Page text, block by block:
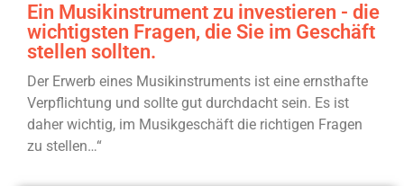
Ein Musikinstrument zu investieren - die
wichtigsten Fragen, die Sie im Geschäft
stellen sollten.
Der Erwerb eines Musikinstruments ist eine ernsthafte
Verpflichtung und sollte gut durchdacht sein. Es ist
daher wichtig, im Musikgeschäft die richtigen Fragen
zu stellen…“